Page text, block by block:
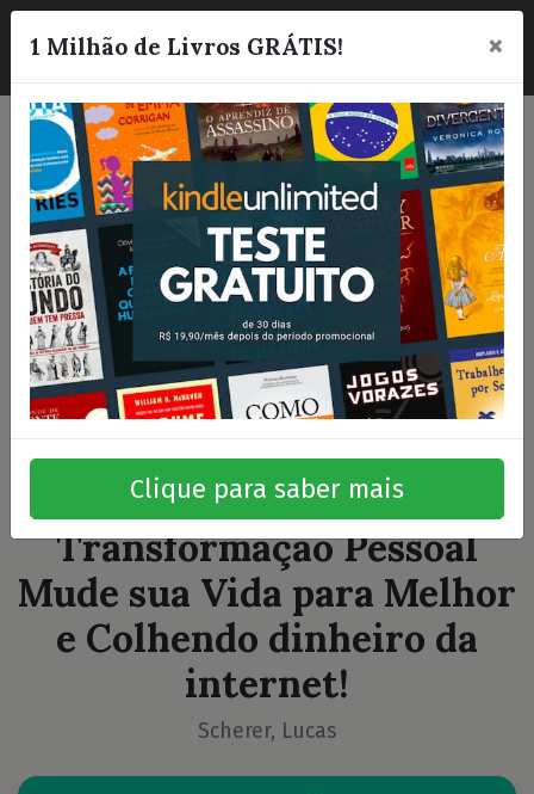
☰
Transformação Pessoal
Mude sua Vida para Melhor
e Colhendo dinheiro da
internet!
Scherer, Lucas
1 Milhão de Livros GRÁTIS! ×
Clique para saber mais